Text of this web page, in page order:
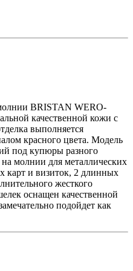
BRISTAN WERO-
качественной кожи с
выполняется
красного цвета. Модель
под купюры разного
молнии для металлических
карт и визиток, 2 длинных
жесткого
оснащен качественной
подойдет как